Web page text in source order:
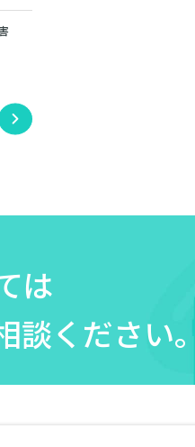
は
談ください。